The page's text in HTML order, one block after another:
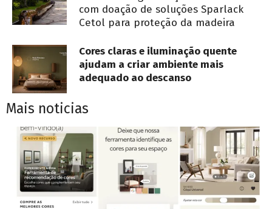
com doação de soluções Sparlack
Cetol para proteção da madeira
Cores claras e iluminação quente
ajudam a criar ambiente mais
adequado ao descanso
Mais noticias